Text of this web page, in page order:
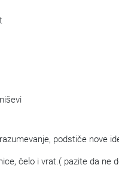
podstiče nove
čelo i vrat.( pazite da ne